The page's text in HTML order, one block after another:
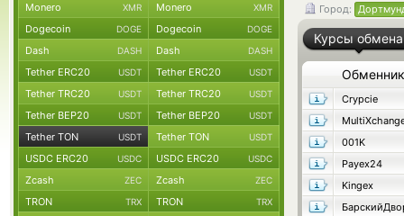
Город:
Курсы обмена
Обменник
Crypcie
001K
Payex24
Kingex
Monero XMR Monero XMR
Dogecoin DOGE Dogecoin DOGE
Dash DASH Dash DASH
Tether ERC20 USDT Tether ERC20 USDT
Tether TRC20 USDT Tether TRC20 USDT
Tether BEP20 USDT Tether BEP20 USDT
Tether TON USDT Tether TON USDT
USDC ERC20 USDC USDC ERC20 USDC
Zcash ZEC Zcash ZEC
TRON TRX TRON TRX